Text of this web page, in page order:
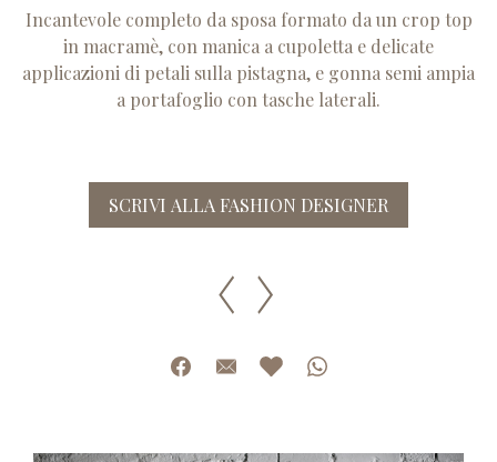
Incantevole completo da sposa formato da un crop top
in macramè, con manica a cupoletta e delicate
applicazioni di petali sulla pistagna, e gonna semi ampia
a portafoglio con tasche laterali.
SCRIVI ALLA FASHION DESIGNER